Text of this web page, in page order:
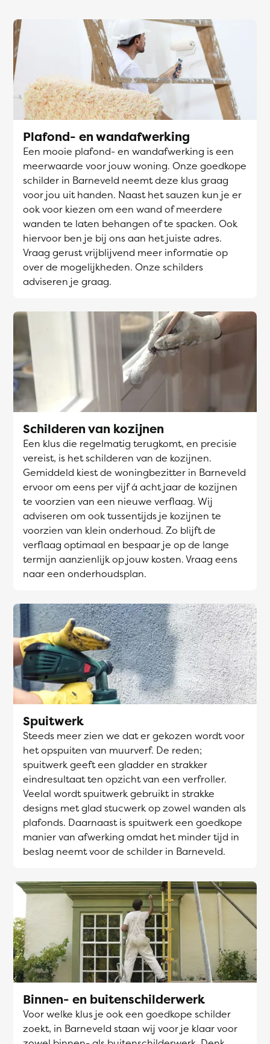
Plafond- en wandafwerking
Een mooie plafond- en wandafwerking is een
meerwaarde voor jouw woning. Onze goedkope
schilder in Barneveld neemt deze klus graag
voor jou uit handen. Naast het sauzen kun je er
ook voor kiezen om een wand of meerdere
wanden te laten behangen of te spacken. Ook
hiervoor ben je bij ons aan het juiste adres.
Vraag gerust vrijblijvend meer informatie op
over de mogelijkheden. Onze schilders
adviseren je graag.
Schilderen van kozijnen
Een klus die regelmatig terugkomt, en precisie
vereist, is het schilderen van de kozijnen.
Gemiddeld kiest de woningbezitter in Barneveld
ervoor om eens per vijf á acht jaar de kozijnen
te voorzien van een nieuwe verflaag. Wij
adviseren om ook tussentijds je kozijnen te
voorzien van klein onderhoud. Zo blijft de
verflaag optimaal en bespaar je op de lange
termijn aanzienlijk op jouw kosten. Vraag eens
naar een onderhoudsplan.
Spuitwerk
Steeds meer zien we dat er gekozen wordt voor
het opspuiten van muurverf. De reden;
spuitwerk geeft een gladder en strakker
eindresultaat ten opzicht van een verfroller.
Veelal wordt spuitwerk gebruikt in strakke
designs met glad stucwerk op zowel wanden als
plafonds. Daarnaast is spuitwerk een goedkope
manier van afwerking omdat het minder tijd in
beslag neemt voor de schilder in Barneveld.
Binnen- en buitenschilderwerk
Voor welke klus je ook een goedkope schilder
zoekt, in Barneveld staan wij voor je klaar voor